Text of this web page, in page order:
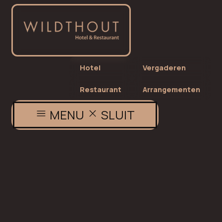
Hotel
Restaurant
Vergaderen
Arrangementen
MENU SLUIT